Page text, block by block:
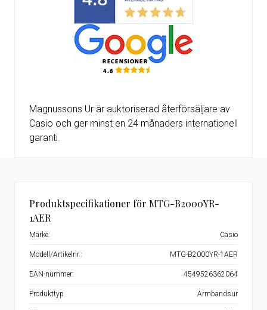
Magnussons Ur är auktoriserad återförsäljare av
Casio och ger minst en 24 månaders internationell
garanti.
Produktspecifikationer för MTG-B2000YR-
1AER
Märke: Casio
Modell/Artikelnr.: MTG-B2000YR-1AER
EAN-nummer: 4549526362064
Produkttyp Armbandsur